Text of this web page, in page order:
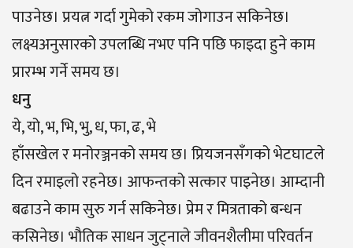
पाउनेछ। प्रयत्न गर्दा गुमेको रकम जोगाउन सकिनेछ।
लक्ष्यअनुसारको उपलब्धि नभए पनि पछि फाइदा हुने काम
प्रारम्भ गर्ने समय छ।
धनु
ये, यो, भ, भि, भु, ध, फा, ढ, भे
हाँसखेल र मनोरञ्जनको समय छ। प्रियजनसँगको भेटघाटले
दिन रमाइलो रहनेछ। आफन्तको सत्कार पाइनेछ। आम्दानी
बढाउने काम सुरु गर्न सकिनेछ। प्रेम र मित्रताको बन्धन
कसिनेछ। भौतिक साधन जुट्नाले जीवनशैलीमा परिवर्तन